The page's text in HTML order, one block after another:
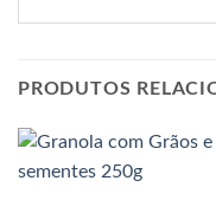
PRODUTOS